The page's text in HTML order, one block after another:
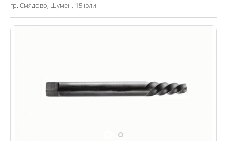
гр. Смядово, Шумен, 15 юли